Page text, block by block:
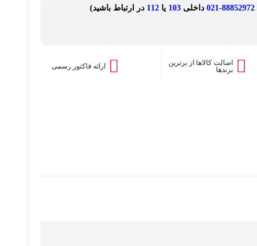
88852972-021 داخلی 103 یا 112 در ارتباط باشید)
اصالت کالاها از برترین
برندها
ارائه فاکتور رسمی